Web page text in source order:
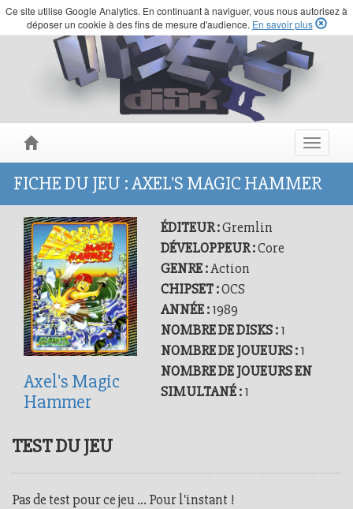
Ce site utilise Google Analytics. En continuant à naviguer, vous nous autorisez à
déposer un cookie à des fins de mesure d'audience. En savoir plus
Toggle
FICHE DU JEU : AXEL'S MAGIC HAMMER
Axel's Magic
Hammer
ÉDITEUR :Gremlin
DÉVELOPPEUR :Core
GENRE :Action
CHIPSET :OCS
ANNÉE :1989
NOMBRE DE DISKS :1
NOMBRE DE JOUEURS :1
NOMBRE DE JOUEURS EN
SIMULTANÉ :1
TEST DU JEU
Pas de test pour ce jeu ... Pour l'instant !